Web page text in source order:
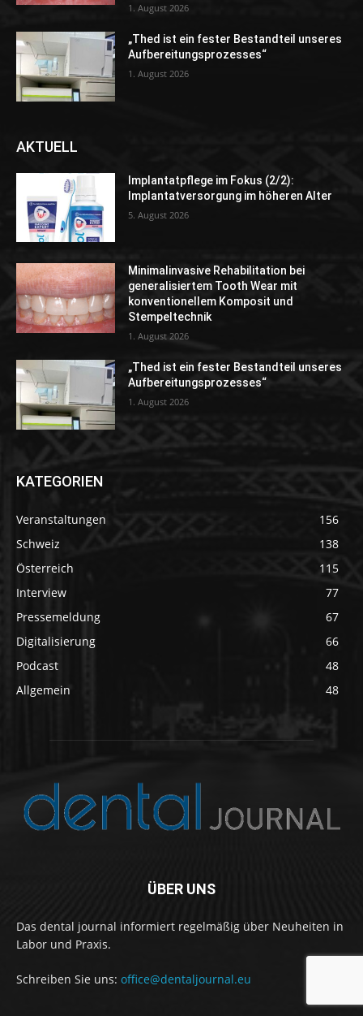
1. August 2026
„Thed ist ein fester Bestandteil unseres
Aufbereitungsprozesses“
1. August 2026
AKTUELL
Implantatpflege im Fokus (2/2):
Implantatversorgung im höheren Alter
5. August 2026
Minimalinvasive Rehabilitation bei
generalisiertem Tooth Wear mit
konventionellem Komposit und
Stempeltechnik
1. August 2026
„Thed ist ein fester Bestandteil unseres
Aufbereitungsprozesses“
1. August 2026
KATEGORIEN
Veranstaltungen
156
Schweiz
138
Österreich
115
Interview
77
Pressemeldung
67
Digitalisierung
66
Podcast
48
Allgemein
48
ÜBER UNS
Das dental journal informiert regelmäßig über Neuheiten in
Labor und Praxis.
Schreiben Sie uns: office@dentaljournal.eu